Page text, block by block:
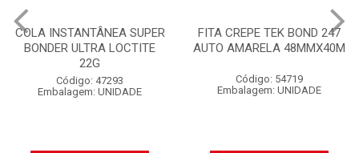
COLA INSTANTÂNEA SUPER
BONDER ULTRA LOCTITE
22G
Código: 47293
Embalagem: UNIDADE
FITA CREPE TEK BOND 247
AUTO AMARELA 48MMX40M
Código: 54719
Embalagem: UNIDADE